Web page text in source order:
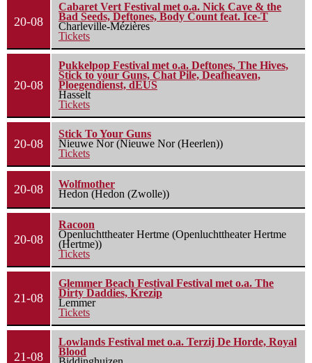
20-08
Cabaret Vert Festival met o.a. Nick Cave & the
Bad Seeds, Deftones, Body Count feat. Ice-T
Charleville-Mézières
Tickets
20-08
Pukkelpop Festival met o.a. Deftones, The Hives,
Stick to your Guns, Chat Pile, Deafheaven,
Ploegendienst, dEUS
Hasselt
Tickets
20-08
Stick To Your Guns
Nieuwe Nor (Nieuwe Nor (Heerlen))
Tickets
20-08
Wolfmother
Hedon (Hedon (Zwolle))
20-08
Racoon
Openluchttheater Hertme (Openluchttheater Hertme
(Hertme))
Tickets
21-08
Glemmer Beach Festival Festival met o.a. The
Dirty Daddies, Krezip
Lemmer
Tickets
21-08
Lowlands Festival met o.a. Terzij De Horde, Royal
Blood